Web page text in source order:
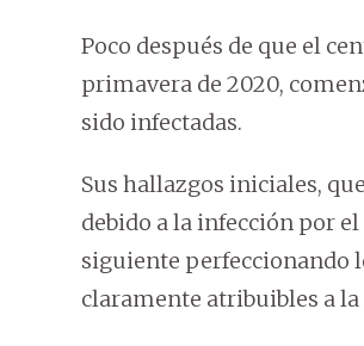
Poco después de que el
primavera de 2020,
sido infectadas.
Sus hallazgos iniciales,
debido a la infección por
siguiente perfeccionando
claramente atribuibles a